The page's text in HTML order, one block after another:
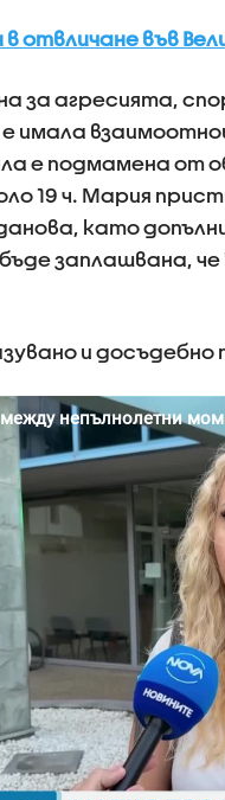
отвличане във
за агресията,
имала
е подмамена
19 ч. Мария
като
заплашвана,
и